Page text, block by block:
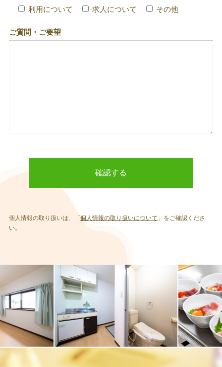
利用について 求人について その他
ご質問・ご要望
個人情報の取り扱いは、「個人情報の取り扱いについて 」をご確認くださ
い。